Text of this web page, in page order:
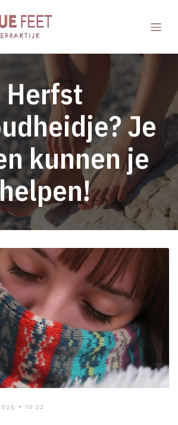
Herfst
Je
kunnen je
- 10:22